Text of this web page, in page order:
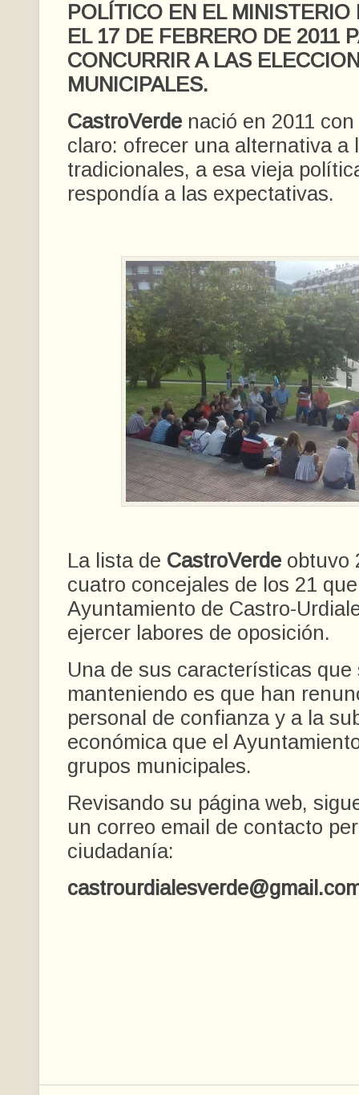
POLÍTICO EN EL MINISTERIO
EL 17 DE FEBRERO DE 2011
CONCURRIR A LAS
MUNICIPALES.
CastroVerde nació en 2011
claro: ofrecer una alternativa a
tradicionales, a esa vieja
respondía a las expectativas.
La lista de CastroVerde obtuvo
cuatro concejales de los 21
Ayuntamiento de Castro-
ejercer labores de oposición.
Una de sus características que
manteniendo es que han
personal de confianza y a la
económica que el
grupos municipales.
Revisando su página web,
un correo email de contacto
ciudadanía: